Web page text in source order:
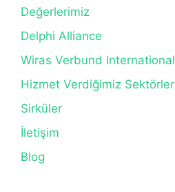
Değerlerimiz
Delphi Alliance
Wiras Verbund International
Hizmet Verdiğimiz Sektörler
Sirküler
İletişim
Blog